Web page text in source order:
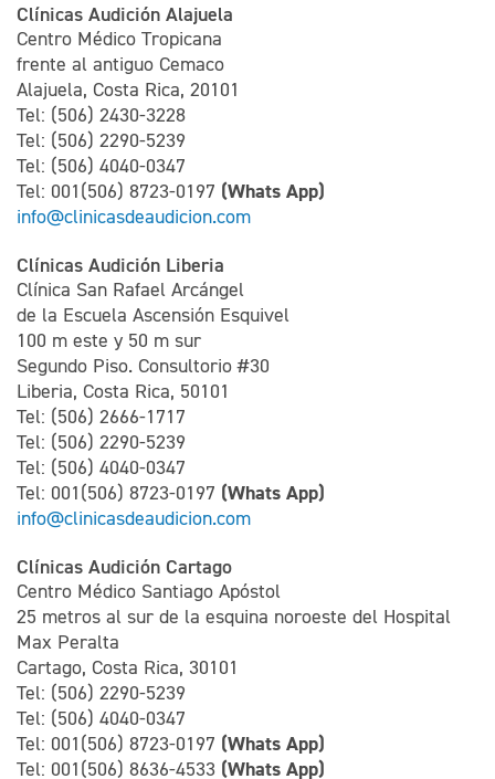
Clínicas Audición Alajuela
Centro Médico Tropicana
frente al antiguo Cemaco
Alajuela, Costa Rica, 20101
Tel: (506) 2430-3228
Tel: (506) 2290-5239
Tel: (506) 4040-0347
Tel: 001(506) 8723-0197 (Whats App)
info@clinicasdeaudicion.com
Clínicas Audición Liberia
Clínica San Rafael Arcángel
de la Escuela Ascensión Esquivel
100 m este y 50 m sur
Segundo Piso. Consultorio #30
Liberia, Costa Rica, 50101
Tel: (506) 2666-1717
Tel: (506) 2290-5239
Tel: (506) 4040-0347
Tel: 001(506) 8723-0197 (Whats App)
info@clinicasdeaudicion.com
Clínicas Audición Cartago
Centro Médico Santiago Apóstol
25 metros al sur de la esquina noroeste del Hospital
Max Peralta
Cartago, Costa Rica, 30101
Tel: (506) 2290-5239
Tel: (506) 4040-0347
Tel: 001(506) 8723-0197 (Whats App)
Tel: 001(506) 8636-4533 (Whats App)